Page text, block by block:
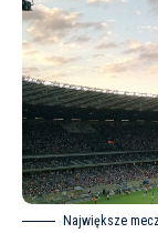
Największe